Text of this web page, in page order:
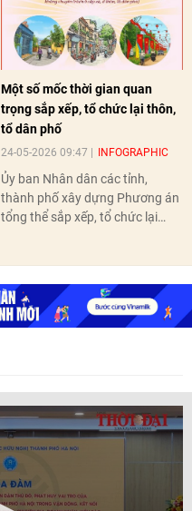
Một số mốc thời gian quan
trọng sắp xếp, tổ chức lại thôn,
tổ dân phố
24-05-2026 09:47 INFOGRAPHIC
Ủy ban Nhân dân các tỉnh,
thành phố xây dựng Phương án
tổng thể sắp xếp, tổ chức lại